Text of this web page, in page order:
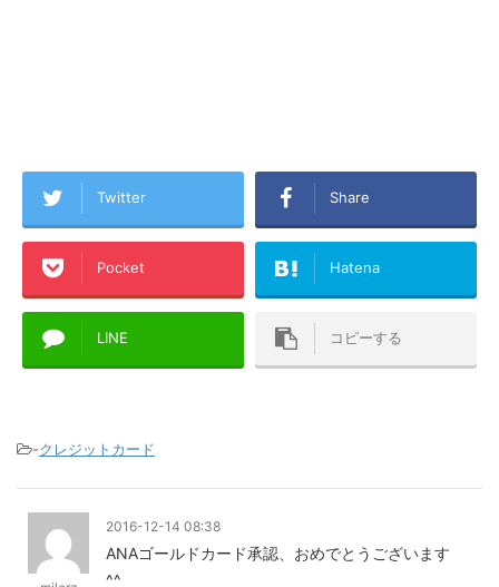
Twitter Share
Pocket Hatena
LINE コピーする
-クレジットカード
2016-12-14 08:38
ANAゴールドカード承認、おめでとうございます
^^